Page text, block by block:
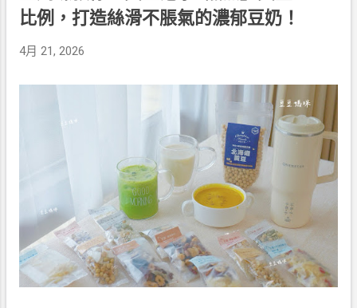
比例，打造絲滑不脹氣的濃郁豆奶！
4月 21, 2026